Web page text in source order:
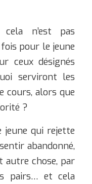
cela n’est pas
pour le jeune
ceux désignés
serviront les
cours, alors que
?
jeune qui rejette
abandonné,
autre chose, par
pairs… et cela